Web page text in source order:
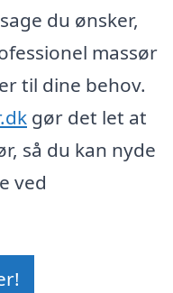
du ønsker,
massør
til dine behov.
gør det let at
så du kan nyde
ved